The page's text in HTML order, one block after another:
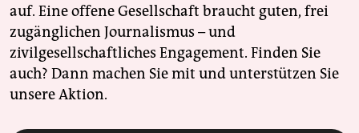
auf. Eine offene Gesellschaft braucht guten, frei
zugänglichen Journalismus – und
zivilgesellschaftliches Engagement. Finden Sie
auch? Dann machen Sie mit und unterstützen Sie
unsere Aktion.